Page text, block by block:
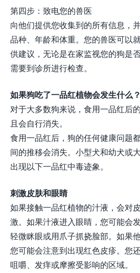
第四步：致电您的兽医
向他们提供您收集到的所有信息，
品种、年龄和体重。您的兽医可以
供建议，无论是在家监视您的狗是
需要到诊所进行检查。
如果狗吃了一品红植物会发生什么？
对于大多数狗来说，食用一品红后
且会自行消失。
食用一品红后，狗的任何健康问题
间的推移会消失。小型犬和幼犬或
出现以下一品红中毒迹象。
刺激皮肤和眼睛
如果接触一品红植物的汁液，会对
激。如果汁液进入眼睛，您可能会
轻微眯眼或用爪子抓挠脸部。如果
您可能会注意到出现红色皮疹。您
咀嚼、发痒或摩擦受影响的区域。